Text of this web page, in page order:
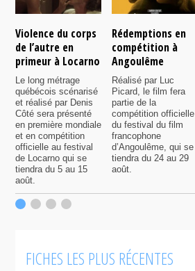
Violence du corps
de l’autre en
primeur à Locarno
Le long métrage
québécois scénarisé
et réalisé par Denis
Côté sera présenté
en première mondiale
et en compétition
officielle au festival
de Locarno qui se
tiendra du 5 au 15
août.
Rédemptions en
compétition à
Angoulême
Réalisé par Luc
Picard, le film fera
partie de la
compétition officielle
du festival du film
francophone
d’Angoulême, qui se
tiendra du 24 au 29
août.
FICHES LES PLUS RÉCENTES